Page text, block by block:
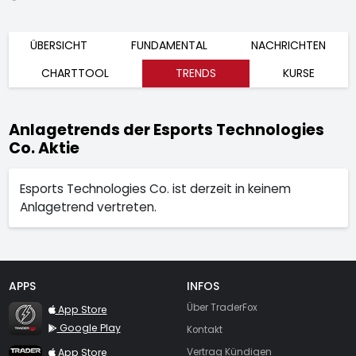
ÜBERSICHT FUNDAMENTAL
NACHRICHTEN
CHARTTOOL
TRENDS KURSE
Anlagetrends der Esports Technologies
Co. Aktie
Esports Technologies Co. ist derzeit in keinem
Anlagetrend vertreten.
APPS
TraderFox Flash
App Store
Google Play
TraderFox App
App Store
INFOS
Über TraderFox
Kontakt
Vertrag Kündigen